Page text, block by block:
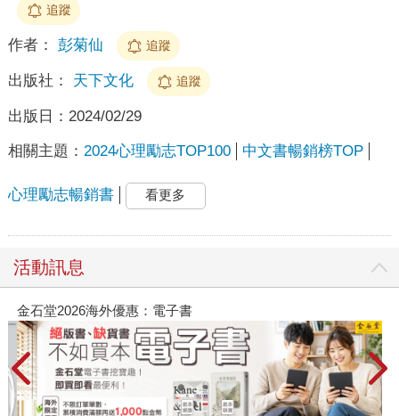
追蹤
作者： 彭菊仙 追蹤
出版社： 天下文化 追蹤
出版日： 2024/02/29
相關主題： 2024心理勵志TOP100 中文書暢銷榜TOP
心理勵志暢銷書 看更多
活動訊息
春光ｘ奇幻基地｜全書系展